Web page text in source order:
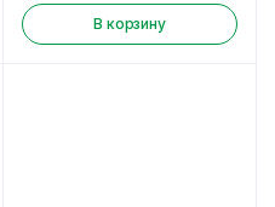
В корзину